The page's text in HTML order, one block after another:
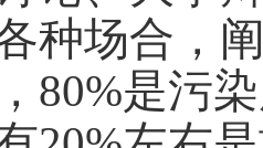
种场合，
80%是污